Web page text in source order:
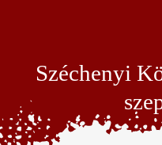
Széchenyi